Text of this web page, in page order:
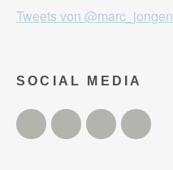
Tweets von @marc_jongen
SOCIAL MEDIA
Twitter FacebookInstagram